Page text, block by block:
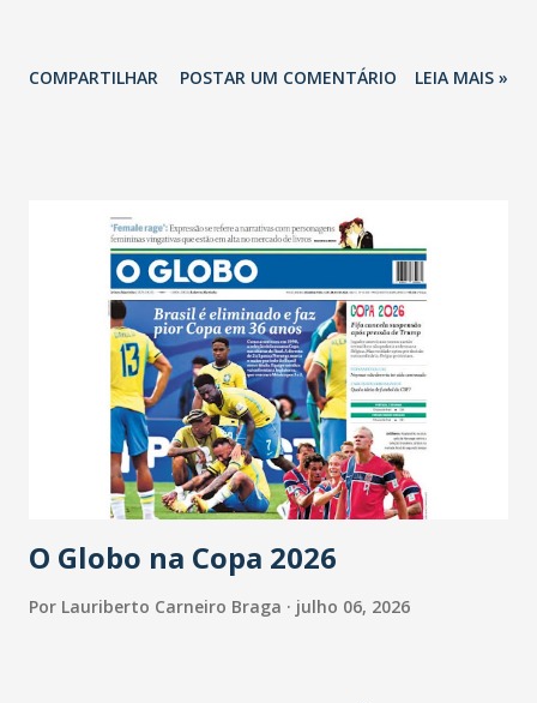
COMPARTILHAR POSTAR UM COMENTÁRIO LEIA MAIS »
O Globo na Copa 2026
Por Lauriberto Carneiro Braga julho 06, 2026